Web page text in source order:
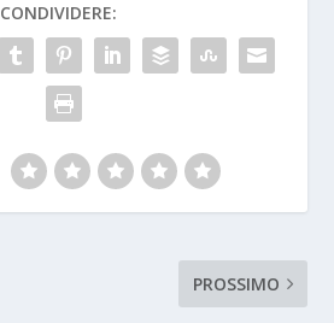
CONDIVIDERE:
PROSSIMO